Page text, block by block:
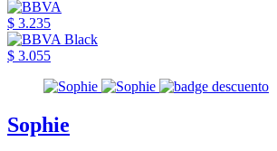
$ 3.235
$ 3.055
Sophie